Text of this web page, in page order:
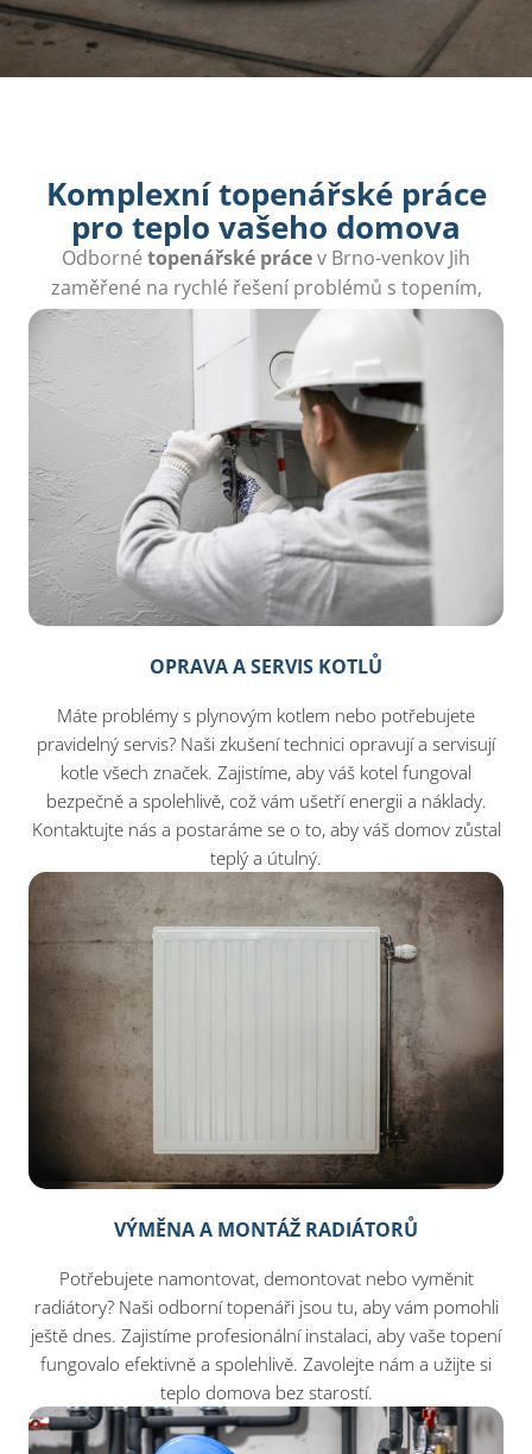
Komplexní topenářské práce
pro teplo vašeho domova
Odborné topenářské prácev Brno-venkov Jih
zaměřené na rychlé řešení problémů s topením,
jako jsou netěsné radiátory a poruchy kotlů.
OPRAVA A SERVIS KOTLŮ
Máte problémy s plynovým kotlem nebo potřebujete
pravidelný servis? Naši zkušení technici opravují a servisují
kotle všech značek. Zajistíme, aby váš kotel fungoval
bezpečně a spolehlivě, což vám ušetří energii a náklady.
Kontaktujte nás a postaráme se o to, aby váš domov zůstal
teplý a útulný.
VÝMĚNA A MONTÁŽ RADIÁTORŮ
Potřebujete namontovat, demontovat nebo vyměnit
radiátory? Naši odborní topenáři jsou tu, aby vám pomohli
ještě dnes. Zajistíme profesionální instalaci, aby vaše topení
fungovalo efektivně a spolehlivě. Zavolejte nám a užijte si
teplo domova bez starostí.